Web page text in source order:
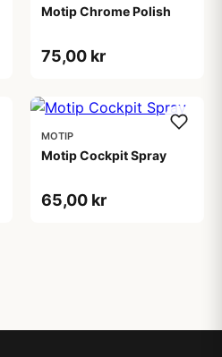
Motip Chrome Polish
75,00 kr
MOTIP
Motip Cockpit Spray
65,00 kr